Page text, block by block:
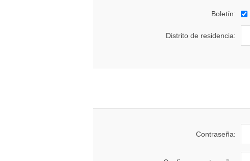
Boletín:
Distrito de residencia:
Contraseña: